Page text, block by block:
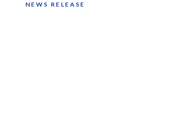
NEWS RELEASE